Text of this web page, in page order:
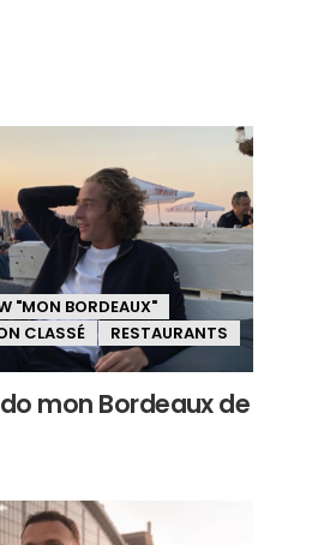
"MON BORDEAUX"
CLASSÉ
RESTAURANTS
mon Bordeaux de